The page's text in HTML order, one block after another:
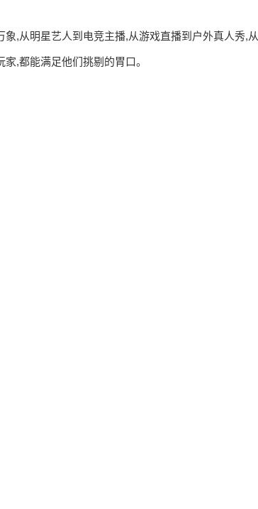
,从明星艺人到电竞主播,从游戏直播到户外真人秀,从
,都能满足他们挑剔的胃口。